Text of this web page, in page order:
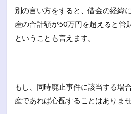
別の言い方をすると、借金の経緯
産の合計額が50万円を超えると管
ということも言えます。
もし、同時廃止事件に該当する場
産であれば心配することはありませ